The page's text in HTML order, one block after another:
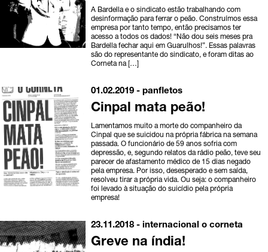
A Bardella e o sindicato estão trabalhando com
desinformação para ferrar o peão. Construímos essa
empresa por tanto tempo, então precisamos ter
acesso a todos os dados! “Não dou seis meses pra
Bardella fechar aqui em Guarulhos!”. Essas palavras
são do representante do sindicato, e foram ditas ao
Corneta na […]
01.02.2019 -panfletos
Cinpal mata peão!
Lamentamos muito a morte do companheiro da
Cinpal que se suicidou na própria fábrica na semana
passada. O funcionário de 59 anos sofria com
depressão, e, segundo relatos da rádio peão, teve seu
parecer de afastamento médico de 15 dias negado
pela empresa. Por isso, desesperado e sem saída,
resolveu tirar a própria vida. Ou seja: o companheiro
foi levado à situação do suicídio pela própria
empresa!
23.11.2018 -internacional o corneta
Greve na índia!